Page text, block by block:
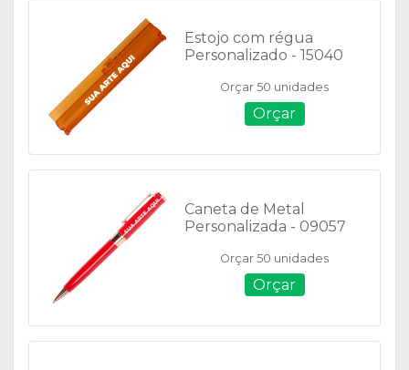
Estojo com régua
Personalizado - 15040
Orçar 50 unidades
Orçar
Caneta de Metal
Personalizada - 09057
Orçar 50 unidades
Orçar